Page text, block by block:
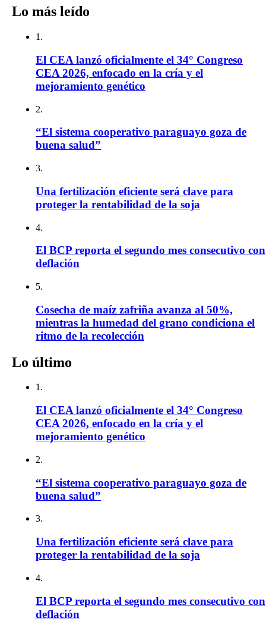
Lo más leído
1.
El CEA lanzó oficialmente el 34° Congreso
CEA 2026, enfocado en la cría y el
mejoramiento genético
2.
“El sistema cooperativo paraguayo goza de
buena salud”
3.
Una fertilización eficiente será clave para
proteger la rentabilidad de la soja
4.
El BCP reporta el segundo mes consecutivo con
deflación
5.
Cosecha de maíz zafriña avanza al 50%,
mientras la humedad del grano condiciona el
ritmo de la recolección
Lo último
1.
El CEA lanzó oficialmente el 34° Congreso
CEA 2026, enfocado en la cría y el
mejoramiento genético
2.
“El sistema cooperativo paraguayo goza de
buena salud”
3.
Una fertilización eficiente será clave para
proteger la rentabilidad de la soja
4.
El BCP reporta el segundo mes consecutivo con
deflación